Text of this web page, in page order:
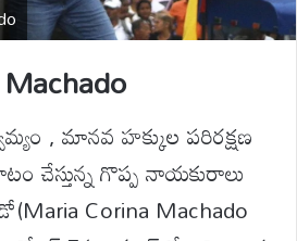
, మానవ హక్కుల పరిరక్షణ
చేస్తున్న గొప్ప నాయకురాలు
Corina Machado